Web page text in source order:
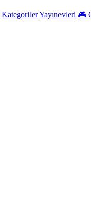
KategorilerYayınevleri 🎮